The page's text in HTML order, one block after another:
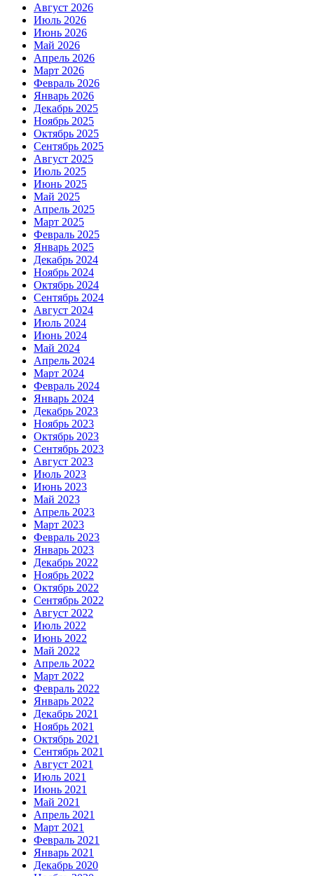
Август 2026
Июль 2026
Июнь 2026
Май 2026
Апрель 2026
Март 2026
Февраль 2026
Январь 2026
Декабрь 2025
Ноябрь 2025
Октябрь 2025
Сентябрь 2025
Август 2025
Июль 2025
Июнь 2025
Май 2025
Апрель 2025
Март 2025
Февраль 2025
Январь 2025
Декабрь 2024
Ноябрь 2024
Октябрь 2024
Сентябрь 2024
Август 2024
Июль 2024
Июнь 2024
Май 2024
Апрель 2024
Март 2024
Февраль 2024
Январь 2024
Декабрь 2023
Ноябрь 2023
Октябрь 2023
Сентябрь 2023
Август 2023
Июль 2023
Июнь 2023
Май 2023
Апрель 2023
Март 2023
Февраль 2023
Январь 2023
Декабрь 2022
Ноябрь 2022
Октябрь 2022
Сентябрь 2022
Август 2022
Июль 2022
Июнь 2022
Май 2022
Апрель 2022
Март 2022
Февраль 2022
Январь 2022
Декабрь 2021
Ноябрь 2021
Октябрь 2021
Сентябрь 2021
Август 2021
Июль 2021
Июнь 2021
Май 2021
Апрель 2021
Март 2021
Февраль 2021
Январь 2021
Декабрь 2020